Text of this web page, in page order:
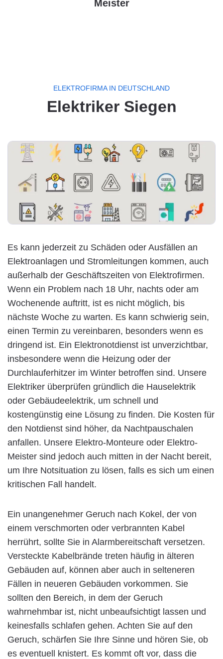
Meister
ELEKTROFIRMA IN DEUTSCHLAND
Elektriker Siegen
Es kann jederzeit zu Schäden oder Ausfällen an
Elektroanlagen und Stromleitungen kommen, auch
außerhalb der Geschäftszeiten von Elektrofirmen.
Wenn ein Problem nach 18 Uhr, nachts oder am
Wochenende auftritt, ist es nicht möglich, bis
nächste Woche zu warten. Es kann schwierig sein,
einen Termin zu vereinbaren, besonders wenn es
dringend ist. Ein Elektronotdienst ist unverzichtbar,
insbesondere wenn die Heizung oder der
Durchlauferhitzer im Winter betroffen sind. Unsere
Elektriker überprüfen gründlich die Hauselektrik
oder Gebäudeelektrik, um schnell und
kostengünstig eine Lösung zu finden. Die Kosten für
den Notdienst sind höher, da Nachtpauschalen
anfallen. Unsere Elektro-Monteure oder Elektro-
Meister sind jedoch auch mitten in der Nacht bereit,
um Ihre Notsituation zu lösen, falls es sich um einen
kritischen Fall handelt.
Ein unangenehmer Geruch nach Kokel, der von
einem verschmorten oder verbrannten Kabel
herrührt, sollte Sie in Alarmbereitschaft versetzen.
Versteckte Kabelbrände treten häufig in älteren
Gebäuden auf, können aber auch in selteneren
Fällen in neueren Gebäuden vorkommen. Sie
sollten den Bereich, in dem der Geruch
wahrnehmbar ist, nicht unbeaufsichtigt lassen und
keinesfalls schlafen gehen. Achten Sie auf den
Geruch, schärfen Sie Ihre Sinne und hören Sie, ob
es eventuell knistert. Es kommt oft vor, dass die